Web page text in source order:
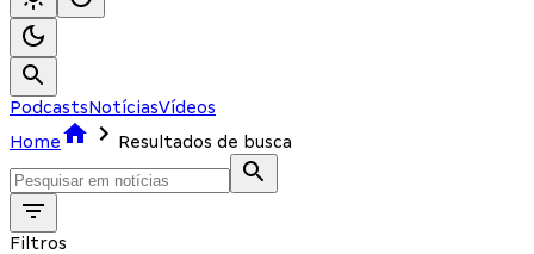
PodcastsNotíciasVídeos
Home
Resultados de busca
Filtros